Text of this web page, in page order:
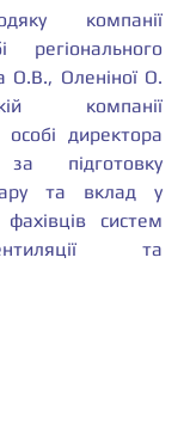
компанії
О.В., Оленіної О.
компанії
директора
підготовку
та вклад у
систем
та